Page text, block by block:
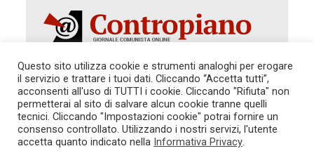
Autorizzazione del Tribunale di Roma 286 del 31
dicembre 2014. Direttore Responsabile: Sergio
Cararo. Indirizzo: V.Casalbruciato 27- sc. B - 00159
Tel. 06.640.122.19 -redazione@contropiano.org
Questo sito utilizza cookie e strumenti analoghi per erogare
il servizio e trattare i tuoi dati. Cliccando “Accetta tutti”,
acconsenti all'uso di TUTTI i cookie. Cliccando "Rifiuta" non
permetterai al sito di salvare alcun cookie tranne quelli
tecnici. Cliccando "Impostazioni cookie" potrai fornire un
consenso controllato. Utilizzando i nostri servizi, l'utente
accetta quanto indicato nella Informativa Privacy.